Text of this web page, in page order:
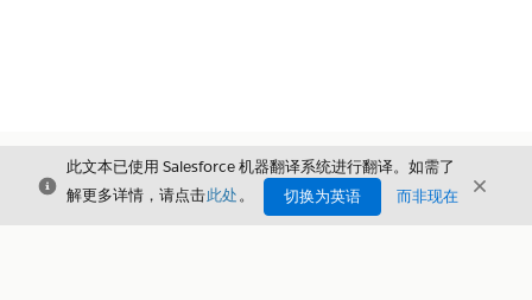
关闭
此文本已使用 Salesforce 机器翻译系统进行翻译。如需了
解更多详情，请点击此处。 切换为英语 而非现在 关闭